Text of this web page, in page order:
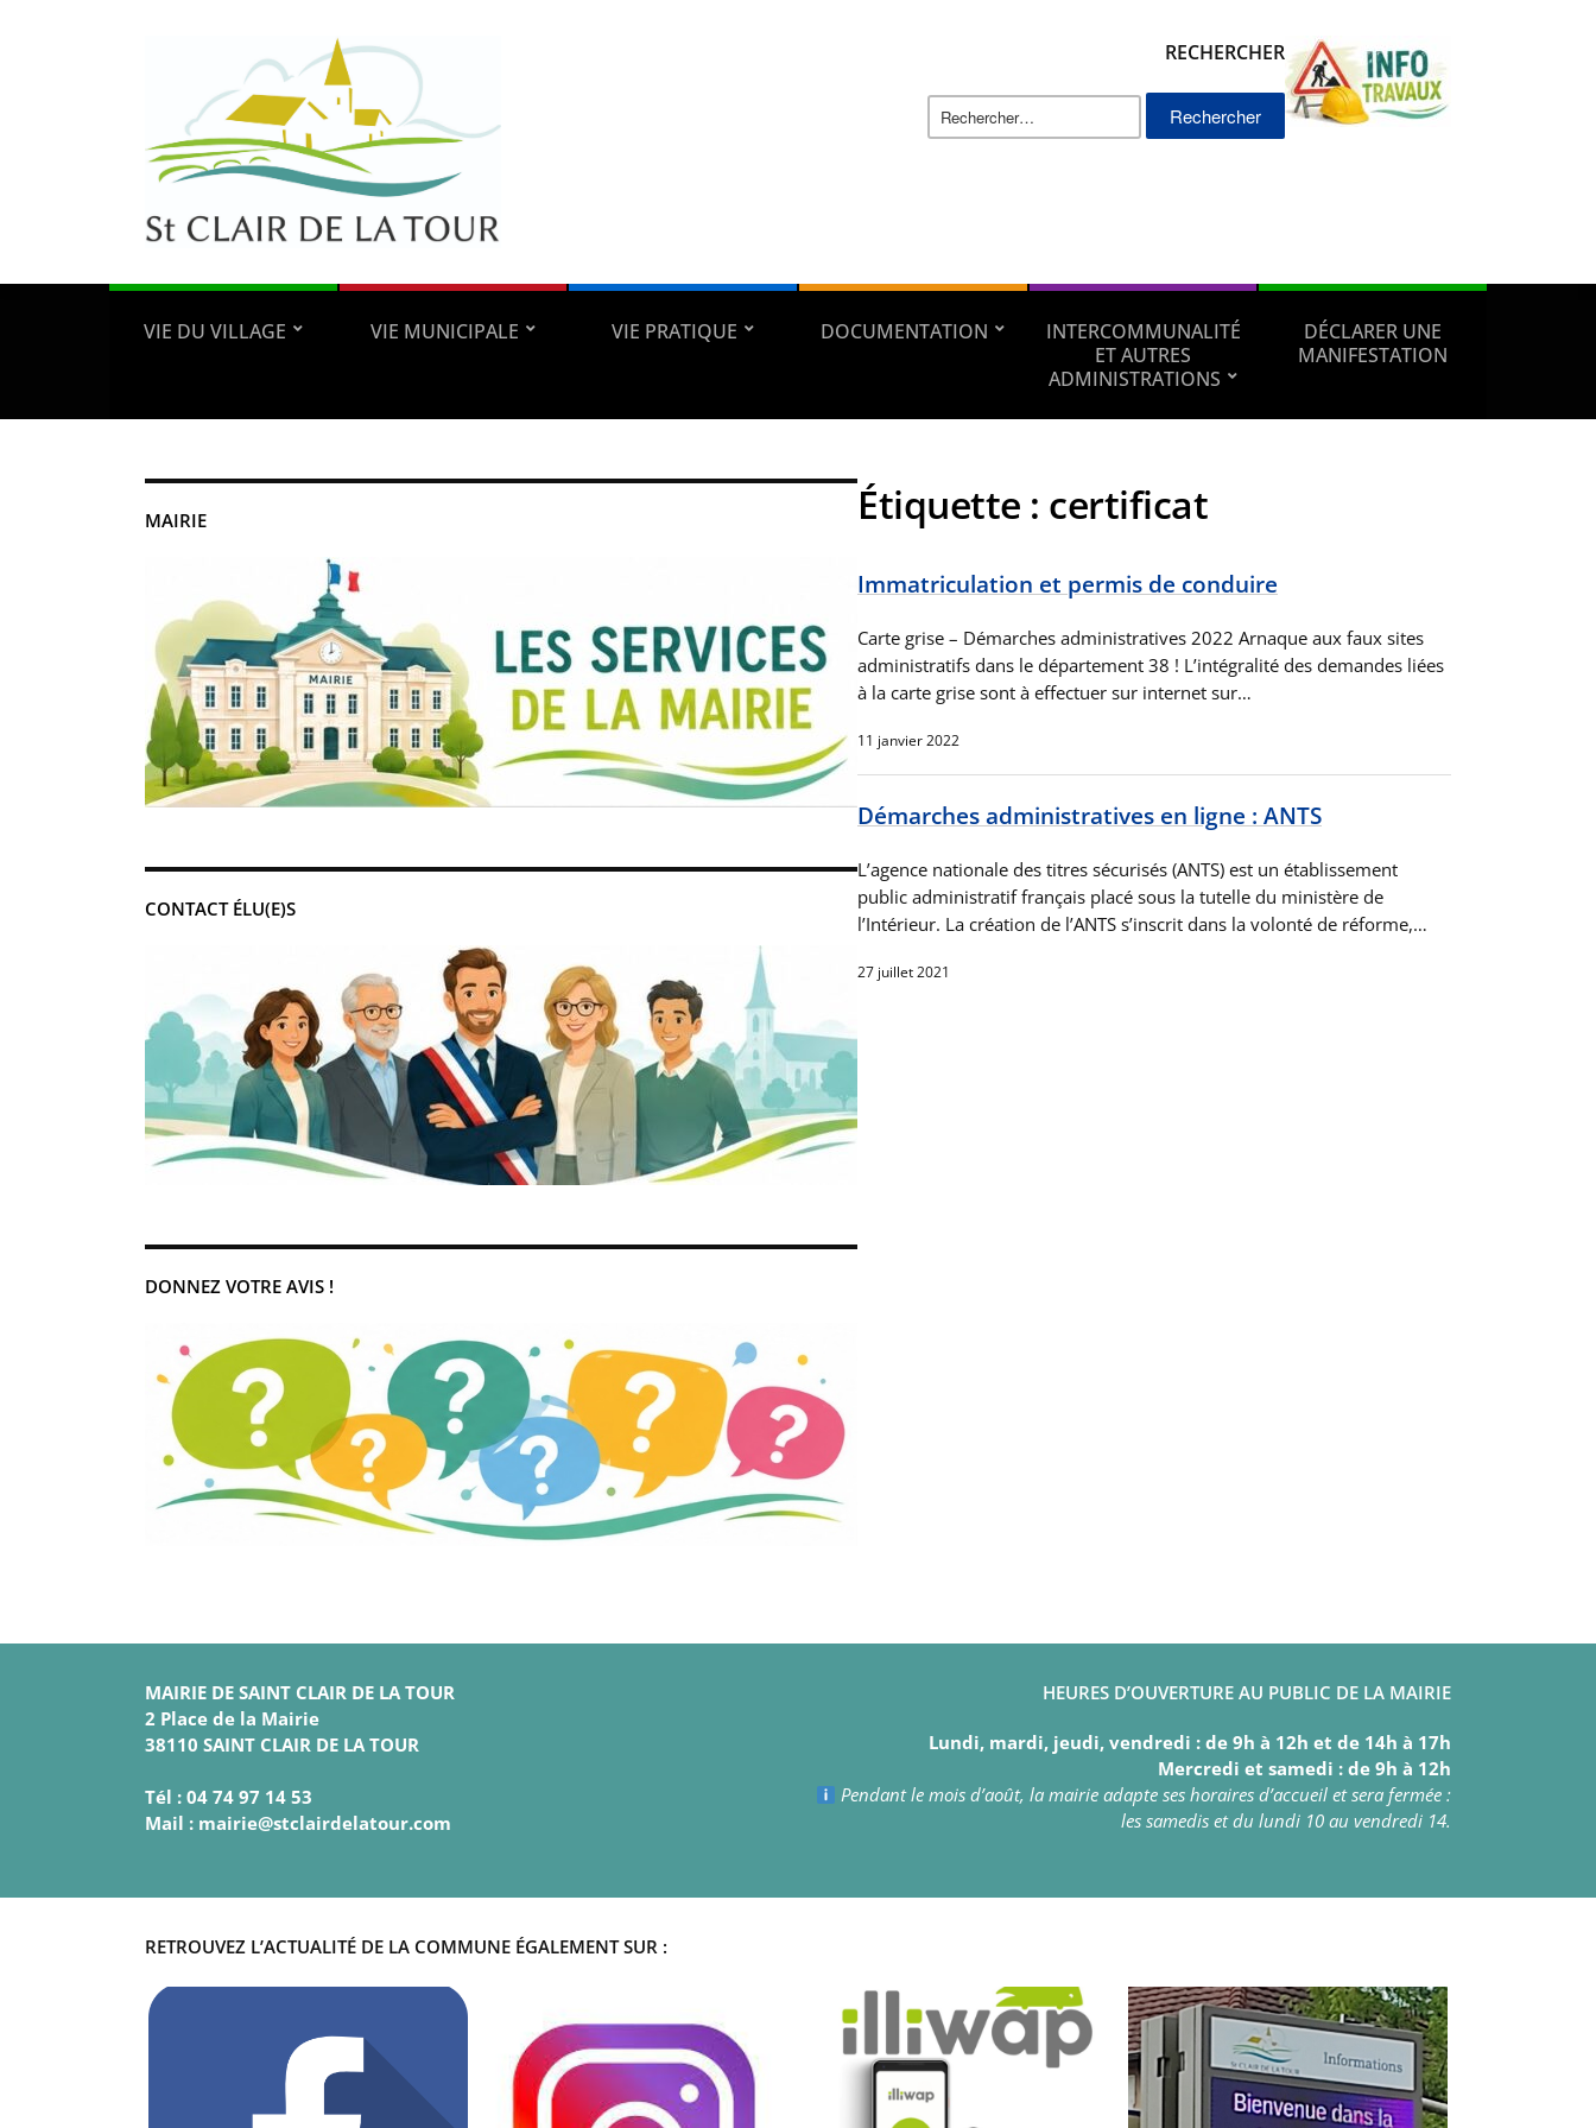
RECHERCHER
Rechercher :
VIE DU VILLAGE VIE MUNICIPALE VIE PRATIQUE DOCUMENTATION
INTERCOMMUNALITÉ
ET AUTRES
ADMINISTRATIONS
DÉCLARER UNE
MANIFESTATION
MAIRIE
CONTACT ÉLU(E)S
DONNEZ VOTRE AVIS !
Étiquette : certificat
Immatriculation et permis de conduire
Carte grise – Démarches administratives 2022 Arnaque aux faux sites
administratifs dans le département 38 ! L’intégralité des demandes liées
à la carte grise sont à effectuer sur internet sur…
11 janvier 2022
Démarches administratives en ligne : ANTS
L’agence nationale des titres sécurisés (ANTS) est un établissement
public administratif français placé sous la tutelle du ministère de
l’Intérieur. La création de l’ANTS s’inscrit dans la volonté de réforme,…
27 juillet 2021
MAIRIE DE SAINT CLAIR DE LA TOUR
2 Place de la Mairie
38110 SAINT CLAIR DE LA TOUR
Tél : 04 74 97 14 53
Mail : mairie@stclairdelatour.com
HEURES D’OUVERTURE AU PUBLIC DE LA MAIRIE
Lundi, mardi, jeudi, vendredi : de 9h à 12h et de 14h à 17h
Mercredi et samedi : de 9h à 12h
Pendant le mois d’août, la mairie adapte ses horaires d’accueil et sera fermée :
les samedis et du lundi 10 au vendredi 14.
RETROUVEZ L’ACTUALITÉ DE LA COMMUNE ÉGALEMENT SUR :